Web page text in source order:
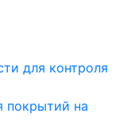
для контроля
покрытий на